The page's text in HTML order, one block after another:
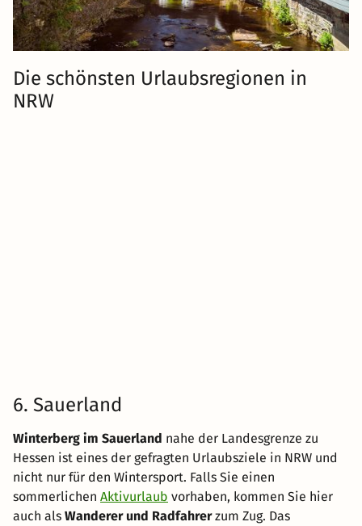
Die schönsten Urlaubsregionen in
NRW
6. Sauerland
Winterberg im Sauerland nahe der Landesgrenze zu
Hessen ist eines der gefragten Urlaubsziele in NRW und
nicht nur für den Wintersport. Falls Sie einen
sommerlichen Aktivurlaub vorhaben, kommen Sie hier
auch als Wanderer und Radfahrerzum Zug. Das